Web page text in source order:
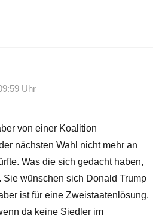
Uhr
von einer Koalition
nächsten Wahl nicht mehr an
Was die sich gedacht haben,
Sie wünschen sich Donald Trump
ist für eine Zweistaatenlösung.
da keine Siedler im